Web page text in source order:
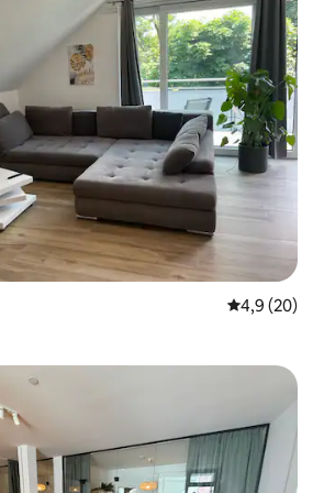
4,9 ud af 5 i
4,9 (20)